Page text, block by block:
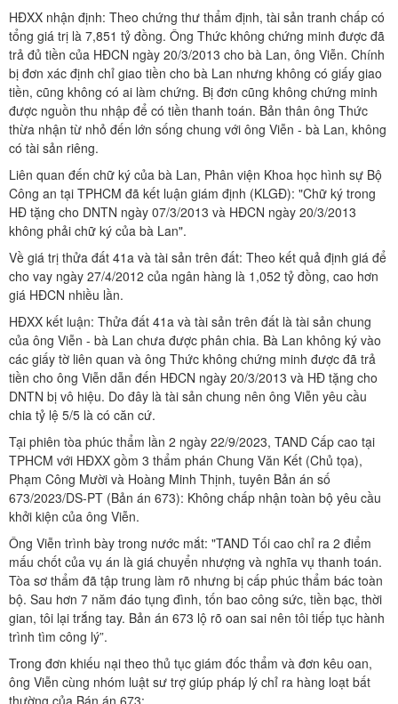
HĐXX nhận định: Theo chứng thư thẩm định, tài sản tranh chấp có
tổng giá trị là 7,851 tỷ đồng. Ông Thức không chứng minh được đã
trả đủ tiền của HĐCN ngày 20/3/2013 cho bà Lan, ông Viễn. Chính
bị đơn xác định chỉ giao tiền cho bà Lan nhưng không có giấy giao
tiền, cũng không có ai làm chứng. Bị đơn cũng không chứng minh
được nguồn thu nhập để có tiền thanh toán. Bản thân ông Thức
thừa nhận từ nhỏ đến lớn sống chung với ông Viễn - bà Lan, không
có tài sản riêng.
Liên quan đến chữ ký của bà Lan, Phân viện Khoa học hình sự Bộ
Công an tại TPHCM đã kết luận giám định (KLGĐ): "Chữ ký trong
HĐ tặng cho DNTN ngày 07/3/2013 và HĐCN ngày 20/3/2013
không phải chữ ký của bà Lan".
Về giá trị thửa đất 41a và tài sản trên đất: Theo kết quả định giá để
cho vay ngày 27/4/2012 của ngân hàng là 1,052 tỷ đồng, cao hơn
giá HĐCN nhiều lần.
HĐXX kết luận: Thửa đất 41a và tài sản trên đất là tài sản chung
của ông Viễn - bà Lan chưa được phân chia. Bà Lan không ký vào
các giấy tờ liên quan và ông Thức không chứng minh được đã trả
tiền cho ông Viễn dẫn đến HĐCN ngày 20/3/2013 và HĐ tặng cho
DNTN bị vô hiệu. Do đây là tài sản chung nên ông Viễn yêu cầu
chia tỷ lệ 5/5 là có căn cứ.
Tại phiên tòa phúc thẩm lần 2 ngày 22/9/2023, TAND Cấp cao tại
TPHCM với HĐXX gồm 3 thẩm phán Chung Văn Kết (Chủ tọa),
Phạm Công Mười và Hoàng Minh Thịnh, tuyên Bản án số
673/2023/DS-PT (Bản án 673): Không chấp nhận toàn bộ yêu cầu
khởi kiện của ông Viễn.
Ông Viễn trình bày trong nước mắt: "TAND Tối cao chỉ ra 2 điểm
mấu chốt của vụ án là giá chuyển nhượng và nghĩa vụ thanh toán.
Tòa sơ thẩm đã tập trung làm rõ nhưng bị cấp phúc thẩm bác toàn
bộ. Sau hơn 7 năm đáo tụng đình, tốn bao công sức, tiền bạc, thời
gian, tôi lại trắng tay. Bản án 673 lộ rõ oan sai nên tôi tiếp tục hành
trình tìm công lý”.
Trong đơn khiếu nại theo thủ tục giám đốc thẩm và đơn kêu oan,
ông Viễn cùng nhóm luật sư trợ giúp pháp lý chỉ ra hàng loạt bất
thường của Bán án 673: